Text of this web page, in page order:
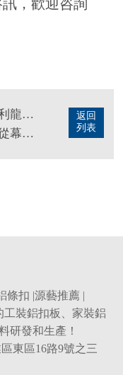
，歡迎咨詢
返回
列表
廣西柳州醫藥與佛山美利龍鋁扣板工程
想快速了解鋁單板？先從幕墻鋁單板效果圖入手！
條扣 |源藝推薦|
工裝鋁扣板
家裝鋁
研發和生產！
東區16路9號之三